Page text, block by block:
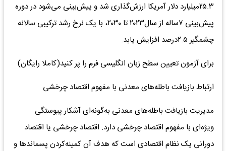
۲۵.۳میلیارد دلار آمریکا ارزش‌گذاری‌ شد و پیش‌بینی‌ می‌شود در دوره‌
پیش‌بینی‌ ٧‌ساله از سال‌٢٠٢٣ تا ٢٠٣٠، با یک‌ نرخ‌ رشد ترکیبی‌ سالانه
چشمگیر ۲.۵درصد افزایش‌ یابد.
برای آزمون تعیین سطح زبان انگلیسی فرم را پر کنید(کاملا رایگان)
ارتباط‌ بازیافت‌ باطله‌های‌ معدنی‌ با مفهوم‌ اقتصاد چرخشی‌
مدیریت‌ بازیافت‌ باطله‌های‌ معدنی‌ به‌گونه‌ای آشکار پیوستگی‌
ویژه‌ای با مفهوم‌ اقتصاد چرخشی‌ دارد. اقتصاد چرخشی‌ یا اقتصاد
دورانی‌ یک‌ نظام‌ اقتصادی‌ است‌ که‌ هدف‌ آن کمینه‌‌کردن پسماندها و